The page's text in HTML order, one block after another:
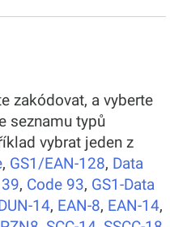
zakódovat, a vyberte
seznamu typů
vybrat jeden z
, GS1/EAN-128, Data
, Code 93, GS1-Data
14, EAN-8, EAN-14,